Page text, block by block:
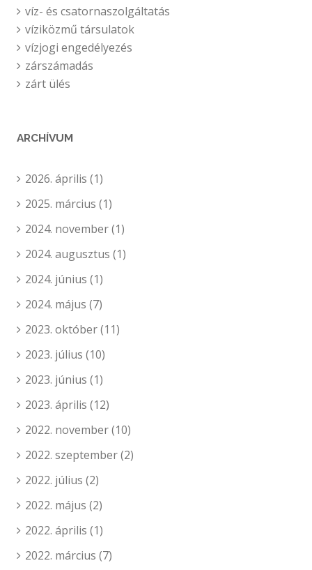
víz- és csatornaszolgáltatás
víziközmű társulatok
vízjogi engedélyezés
zárszámadás
zárt ülés
ARCHÍVUM
2026. április (1)
2025. március (1)
2024. november(1)
2024. augusztus (1)
2024. június (1)
2024. május (7)
2023. október(11)
2023. július (10)
2023. június (1)
2023. április (12)
2022. november(10)
2022. szeptember(2)
2022. július (2)
2022. május (2)
2022. április (1)
2022. március (7)